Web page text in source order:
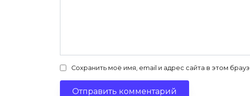
Сохранить моё имя, email и адрес сайта в этом